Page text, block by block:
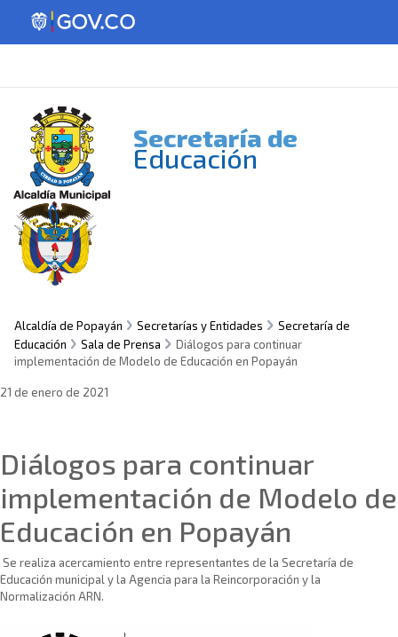
Secretaría de
Educación
Alcaldía de Popayán Secretarías y Entidades
Secretaría de
Educación
Sala de Prensa
Diálogos para continuar
implementación de Modelo de Educación en Popayán
21 de enero de 2021
Diálogos para continuar
implementación de Modelo de
Educación en Popayán
Se realiza acercamiento entre representantes de la Secretaría de
Educación municipal y la Agencia para la Reincorporación y la
Normalización ARN.